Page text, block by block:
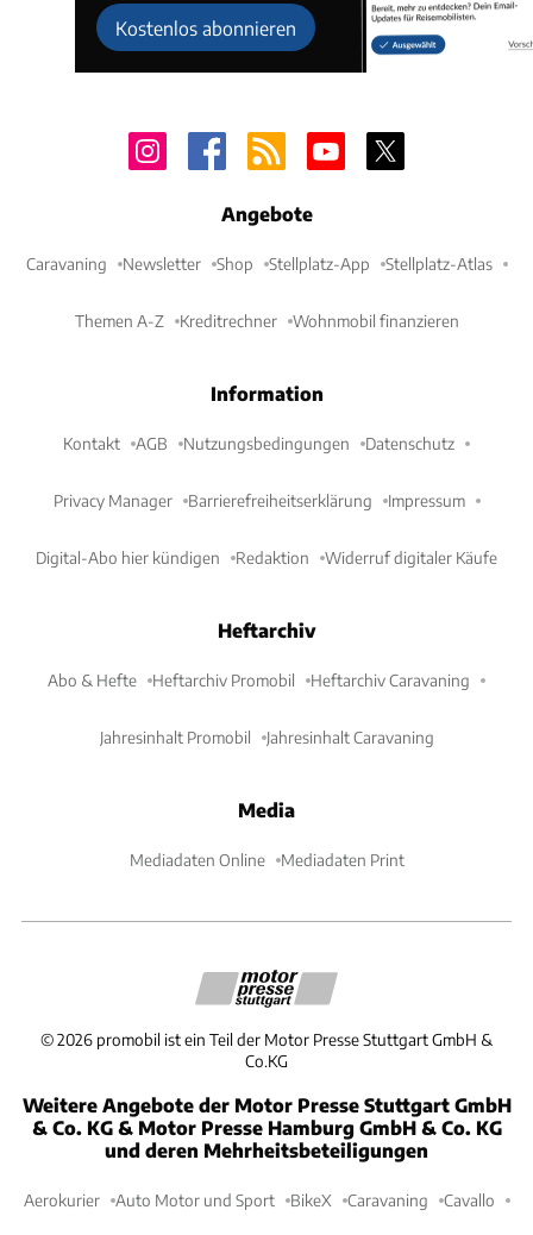
Kostenlos abonnieren
Angebote
Caravaning Newsletter Shop Stellplatz-App Stellplatz-Atlas
Themen A-Z Kreditrechner Wohnmobil finanzieren
Information
Kontakt AGB Nutzungsbedingungen Datenschutz
Privacy Manager Barrierefreiheitserklärung Impressum
Digital-Abo hier kündigen Redaktion Widerruf digitaler Käufe
Heftarchiv
Abo & Hefte Heftarchiv Promobil Heftarchiv Caravaning
Jahresinhalt Promobil Jahresinhalt Caravaning
Media
Mediadaten Online Mediadaten Print
©2026 promobil ist ein Teil der Motor Presse Stuttgart GmbH &
Co.KG
Weitere Angebote der Motor Presse Stuttgart GmbH
& Co. KG & Motor Presse Hamburg GmbH & Co. KG
und deren Mehrheitsbeteiligungen
Aerokurier Auto Motor und Sport BikeX Caravaning Cavallo